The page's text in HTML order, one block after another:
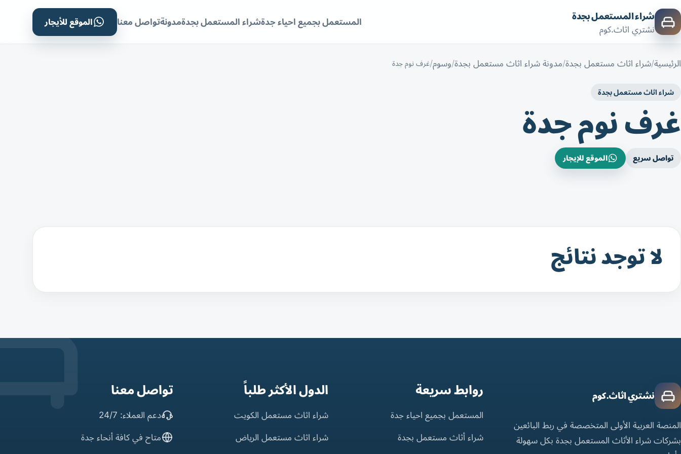
شراء المستعمل بجدة
نشتري اثاث.كوم
المستعمل بجميع احياء جدةشراء المستعمل بجدةمدونةتواصل معنا الموقع للأيجار
الرئيسية شراء اثاث مستعمل بجدة مدونة شراء اثاث مستعمل بجدة وسوم غرف نوم جدة
شراء اثاث مستعمل بجدة
غرف نوم جدة
تواصل سريع الموقع للإيجار
لا توجد نتائج
نشتري اثاث.كوم
المنصة العربية الأولى المتخصصة في ربط البائعين
بشركات شراء الأثاث المستعمل بجدة بكل سهولة
روابط سريعة
المستعمل بجميع احياء جدة
شراء أثاث مستعمل بجدة
الدول الأكثر طلباً
شراء اثاث مستعمل الكويت
شراء اثاث مستعمل الرياض
تواصل معنا
دعم العملاء: 24/7
متاح في كافة أنحاء جدة